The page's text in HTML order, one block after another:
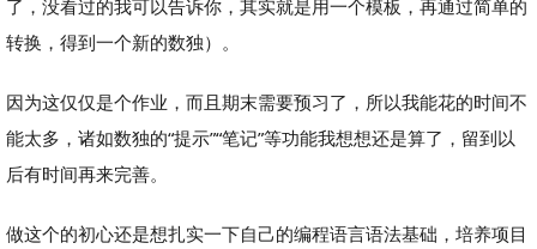
了，没看过的我可以告诉你，其实就是用一个模板，再通过简单的
转换，得到一个新的数独）。
因为这仅仅是个作业，而且期末需要预习了，所以我能花的时间不
能太多，诸如数独的“提示”“笔记”等功能我想想还是算了，留到以
后有时间再来完善。
做这个的初心还是想扎实一下自己的编程语言语法基础，培养项目